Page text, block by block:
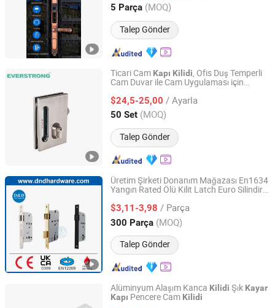
5 Parça (MOQ)
Talep Gönder
Guangdong, China Fiyat 2023
Ticari Cam Kapı Kilidi, Ofis Duş Temperli
Cam Duvar ile Cam Uygulaması için
Kilidi
$24,5-25,00 / Ayarla
50 Set (MOQ)
Talep Gönder
Foshan Everstrong Hardware Products Co., Ltd.
Guangdong, China Fiyat 2023
Üretim Şirketi Donanım Mağazası En1634
Yangın Rated Ölü Kilit Latch Euro Silindiri
Kolu Anahtar Mortise
$3,11-3,98 / Parça
300 Parça (MOQ)
Talep Gönder
D&D Hardware Industrial Co., Ltd.
Guangdong, China Fiyat 2020
Alüminyum Alaşım Kanca Kilidi Şık Kayar
Kapı Pencere Cam Kilidi
Guangdong Runo Hardware Technology Co., Ltd